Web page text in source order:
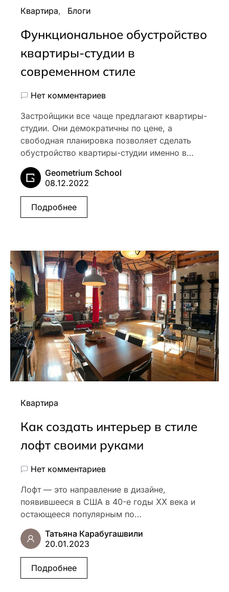
Квартира Блоги
Функциональное обустройство
квартиры-студии в
современном стиле
Нет комментариев
Застройщики все чаще предлагают квартиры-
студии. Они демократичны по цене, а
свободная планировка позволяет сделать
обустройство квартиры-студии именно в…
Geometrium School
08.12.2022
Подробнее
Квартира
Как создать интерьер в стиле
лофт своими руками
Нет комментариев
Лофт — это направление в дизайне,
появившееся в США в 40-е годы ⅩⅩ века и
остающееся популярным по…
Татьяна Карабугашвили
20.01.2023
Подробнее